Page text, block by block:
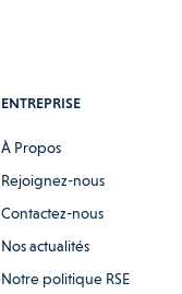
ENTREPRISE
À Propos
Rejoignez-nous
Contactez-nous
Nos actualités
Notre politique RSE